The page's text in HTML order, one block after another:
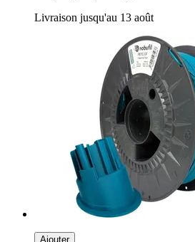
Livraison jusqu'au 13 août
Ajouter